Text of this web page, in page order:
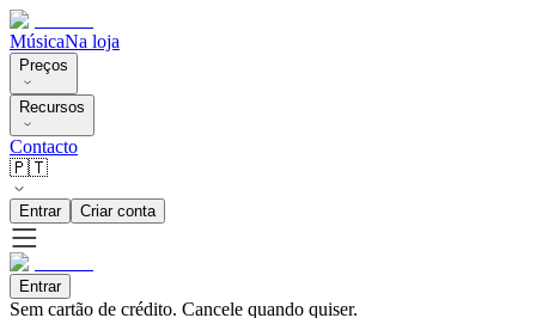
MúsicaNa loja
Preços
Recursos
Contacto
🇵🇹
Entrar Criar conta
Entrar
Sem cartão de crédito. Cancele quando quiser.